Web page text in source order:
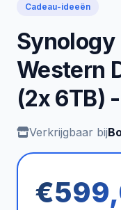
Cadeau-ideeën
Synology
Western
(2x 6TB)
Verkrijgbaar bij